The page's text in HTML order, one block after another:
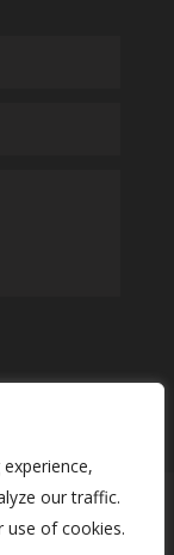
our traffic.
use of cookies.
con ♥